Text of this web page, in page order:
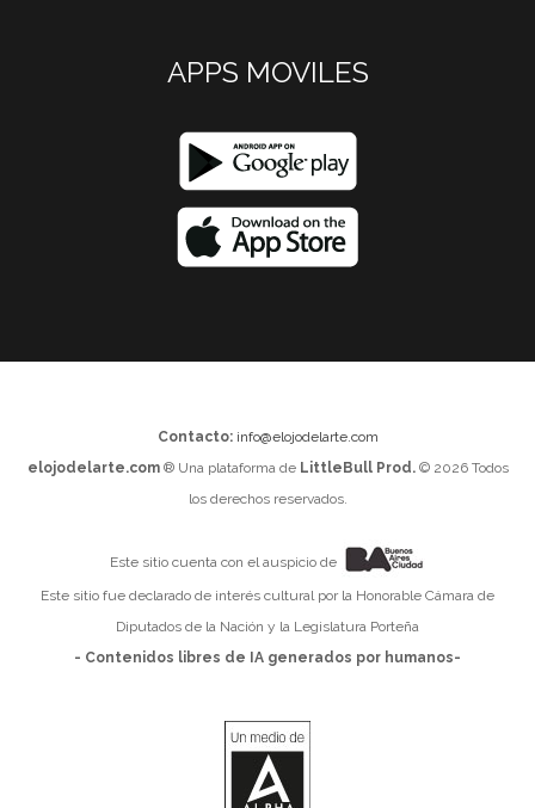
APPS MOVILES
Contacto: info@elojodelarte.com
elojodelarte.com® Una plataforma de LittleBull Prod.© 2026 Todos
los derechos reservados.
Este sitio cuenta con el auspicio de
Este sitio fue declarado de interés cultural por la Honorable Cámara de
Diputados de la Nación y la Legislatura Porteña
- Contenidos libres de IA generados por humanos-